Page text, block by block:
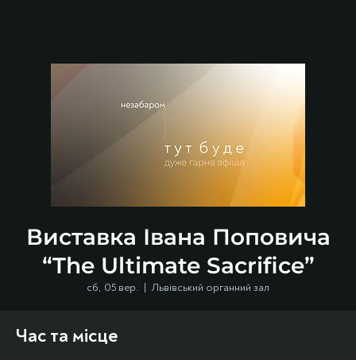
Виставка Івана Поповича
“The Ultimate Sacrifice”
сб, 05 вер.
  |
Львівський органний зал
Час та місце